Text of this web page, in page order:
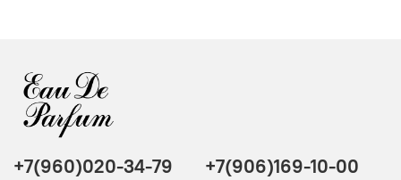
+7(960)020-34-79 +7(906)169-10-00